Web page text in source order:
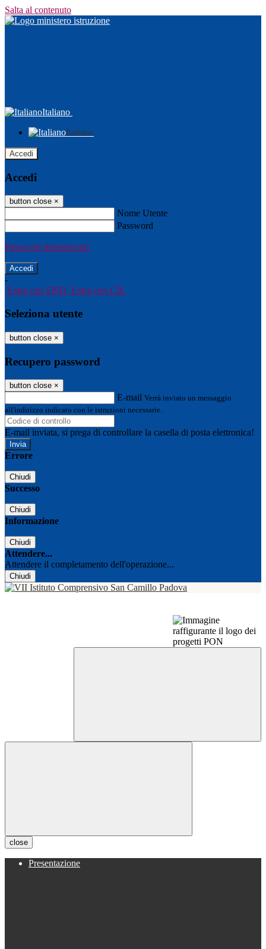
Salta al contenuto
Italiano
Italiano
Accedi
Accedi
button close ×
Nome Utente
Password
Password dimenticata?
-
Entra con SPID Entra con CIE
Seleziona utente
button close ×
Recupero password
button close ×
E-mail Verrà inviato un messaggio
all'indirizzo indicato con le istruzioni necessarie.
E-mail inviata, si prega di controllare la casella di posta elettronica!
Errore
Chiudi
Successo
Chiudi
Informazione
Chiudi
Attendere...
Attendere il completamento dell'operazione...
Chiudi
close
Presentazione